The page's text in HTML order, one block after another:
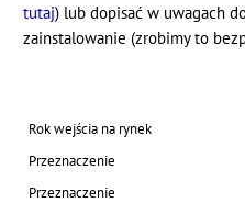
tutaj) lub dopisać w uwagach
zainstalowanie (zrobimy to
Rok wejścia na rynek
Przeznaczenie
Przeznaczenie